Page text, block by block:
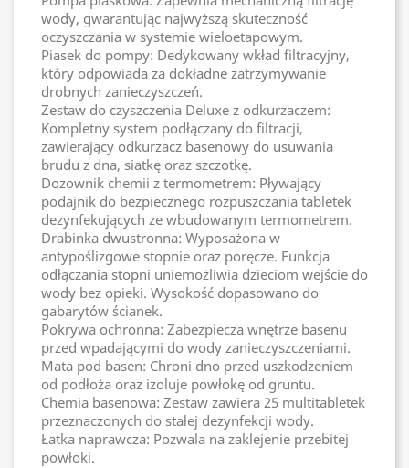
wody, gwarantując najwyższą skuteczność
oczyszczania w systemie wieloetapowym.
Piasek do pompy: Dedykowany wkład filtracyjny,
który odpowiada za dokładne zatrzymywanie
drobnych zanieczyszczeń.
Zestaw do czyszczenia Deluxe z odkurzaczem:
Kompletny system podłączany do filtracji,
zawierający odkurzacz basenowy do usuwania
brudu z dna, siatkę oraz szczotkę.
Dozownik chemii z termometrem: Pływający
podajnik do bezpiecznego rozpuszczania tabletek
dezynfekujących ze wbudowanym termometrem.
Drabinka dwustronna: Wyposażona w
antypoślizgowe stopnie oraz poręcze. Funkcja
odłączania stopni uniemożliwia dzieciom wejście do
wody bez opieki. Wysokość dopasowano do
gabarytów ścianek.
Pokrywa ochronna: Zabezpiecza wnętrze basenu
przed wpadającymi do wody zanieczyszczeniami.
Mata pod basen: Chroni dno przed uszkodzeniem
od podłoża oraz izoluje powłokę od gruntu.
Chemia basenowa: Zestaw zawiera 25 multitabletek
przeznaczonych do stałej dezynfekcji wody.
Łatka naprawcza: Pozwala na zaklejenie przebitej
powłoki.